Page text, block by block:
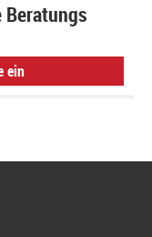
Beratungs
ein